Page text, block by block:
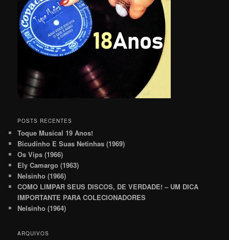
POSTS RECENTES
Toque Musical 19 Anos!
Bicudinho E Suas Netinhas (1969)
Os Vips (1966)
Ely Camargo (1963)
Nelsinho (1966)
COMO LIMPAR SEUS DISCOS, DE VERDADE! – UM DICA
IMPORTANTE PARA COLECIONADORES
Nelsinho (1964)
ARQUIVOS